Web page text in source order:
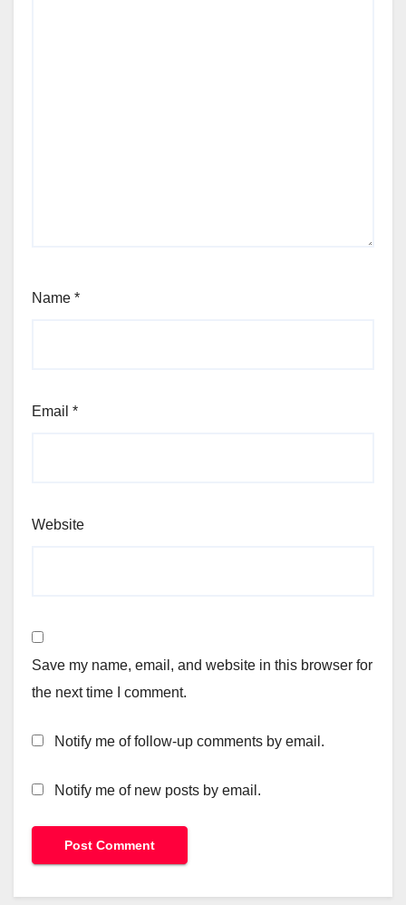
Name *
Email *
Website
Save my name, email, and website in this browser for
the next time I comment.
Notify me of follow-up comments by email.
Notify me of new posts by email.